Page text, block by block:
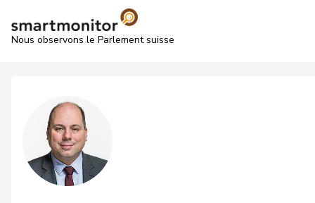
Nous observons le Parlement suisse